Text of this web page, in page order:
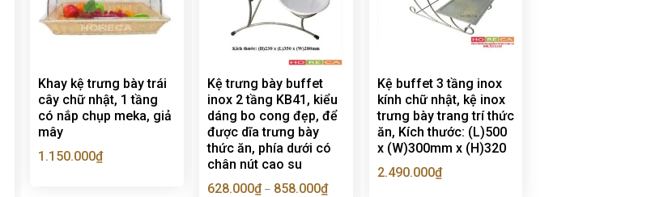
Khay kệ trưng bày trái
cây chữ nhật, 1 tầng
có nắp chụp meka, giả
mây
1.150.000₫
Kệ trưng bày buffet
inox 2 tầng KB41, kiểu
dáng bo cong đẹp, để
được dĩa trưng bày
thức ăn, phía dưới có
chân nút cao su
628.000₫– 858.000₫
Kệ buffet 3 tầng inox
kính chữ nhật, kệ inox
trưng bày trang trí thức
ăn, Kích thước: (L)500
x (W)300mm x (H)320
2.490.000₫